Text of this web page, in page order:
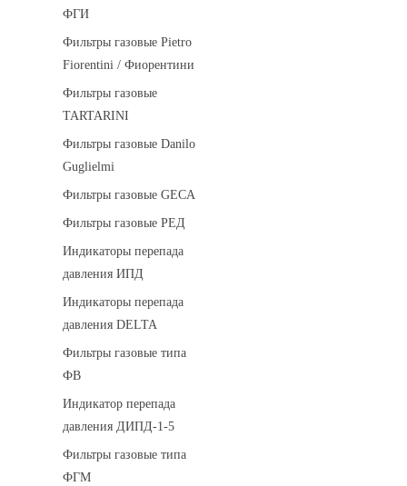
ФГИ
Фильтры газовые Pietro
Fiorentini / Фиорентини
Фильтры газовые
TARTARINI
Фильтры газовые Danilo
Guglielmi
Фильтры газовые GECA
Фильтры газовые РЕД
Индикаторы перепада
давления ИПД
Индикаторы перепада
давления DELTA
Фильтры газовые типа
ФВ
Индикатор перепада
давления ДИПД-1-5
Фильтры газовые типа
ФГМ